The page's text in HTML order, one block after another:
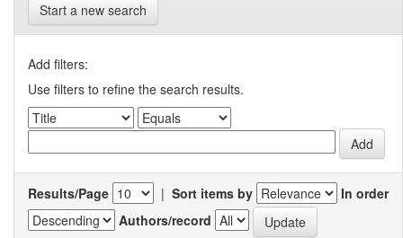
Start a new search
Add filters:
Use filters to refine the search results.
Results/Page | Sort items by
In order
Authors/record